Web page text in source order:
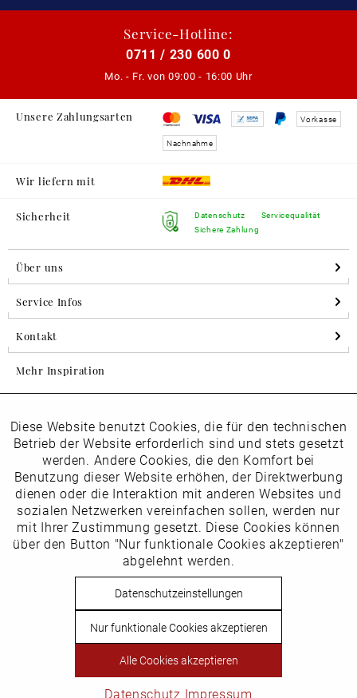
Service-Hotline:
0711 / 230 600 0
Mo. - Fr. von 09:00 - 16:00 Uhr
Unsere Zahlungsarten Vorkasse
Nachnahme
Wir liefern mit
Sicherheit
Datenschutz
Sichere Zahlung
Servicequalität
Über uns
Service Infos
Kontakt
Mehr Inspiration
Folgen Sie uns auf Instagram
horsch_schuhe
Newsletter
Datenschutzbestimmungenhabe ich zur Kenntnis
vom Newsletter abmelden.
Vertrag widerrufen
Copyright © Schuhhaus Horsch. * Alle Preise inkl.
Funktionale Aktiv
Marketing Inaktiv
Tracking Inaktiv
Inaktiv
Diese Website benutzt Cookies, die für den technischen
Betrieb der Website erforderlich sind und stets gesetzt
werden. Andere Cookies, die den Komfort bei
Benutzung dieser Website erhöhen, der Direktwerbung
dienen oder die Interaktion mit anderen Websites und
sozialen Netzwerken vereinfachen sollen, werden nur
mit Ihrer Zustimmung gesetzt. Diese Cookies können
über den Button "Nur funktionale Cookies akzeptieren"
abgelehnt werden.
Datenschutzeinstellungen
Nur funktionale Cookies akzeptieren
Alle Cookies akzeptieren
Datenschutz Impressum